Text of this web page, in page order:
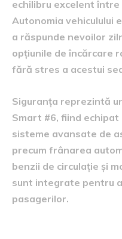
echilibru excelent între
Autonomia vehiculului
a răspunde nevoilor
opțiunile de încărcare
fără stres a acestui
Siguranța reprezintă
Smart #6, fiind echipat
sisteme avansate de
precum frânarea
benzii de circulație și
sunt integrate pentru
pasagerilor.